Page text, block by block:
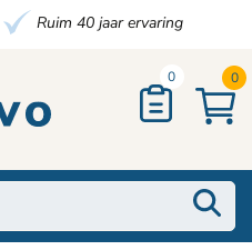
Ruim 40 jaar ervaring
0 0